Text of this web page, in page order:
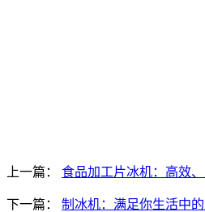
上一篇： 食品加工片冰机：高效
下一篇： 制冰机：满足你生活中的